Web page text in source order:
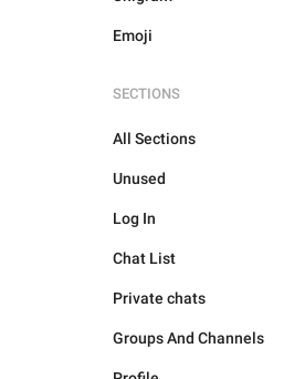
Emoji
SECTIONS
All Sections
Unused
Log In
Chat List
Private chats
Groups And Channels